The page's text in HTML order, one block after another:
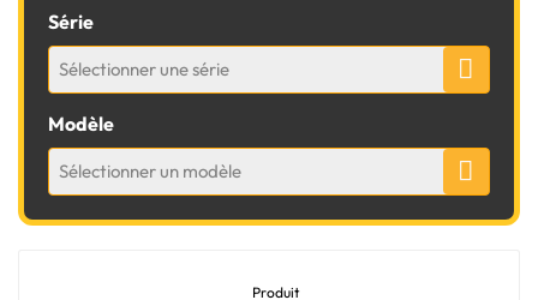
Série
Sélectionner une série
Modèle
Sélectionner un modèle
Produit